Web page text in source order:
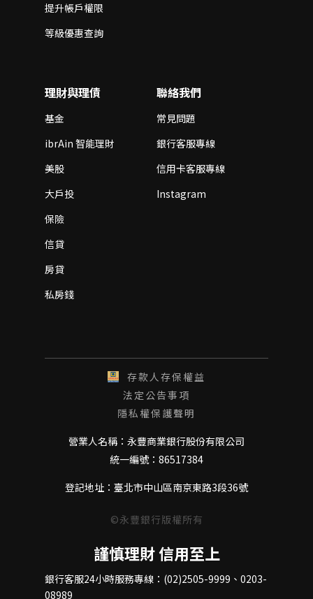
提升帳戶權限
等級優惠查詢
理財與理債
基金
ibrAin 智能理財
美股
大戶投
保險
信貸
房貸
私房錢
聯絡我們
常見問題
銀行客服專線
信用卡客服專線
Instagram
存款人存保權益
法定公告事項
隱私權保護聲明
營業人名稱：永豐商業銀行股份有限公司
統一編號：86517384
登記地址：臺北市中山區南京東路3段36號
©永豐銀行版權所有
謹慎理財 信用至上
銀行客服24小時服務專線：(02)2505-9999、0203-
08989